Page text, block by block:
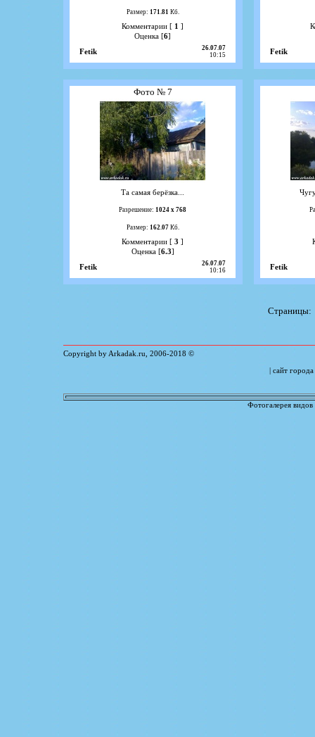
Размер: 171.81 Кб.
Комментарии [ 1 ]
Оценка [6]
Fetik
26.07.07
10:15
Fetik
Фото № 7
Та самая берёзка...
Разрешение: 1024 х 768
Размер: 162.07Кб.
Комментарии [ 3 ]
Оценка [6.3]
Fetik
26.07.07
10:16
Fetik
Страницы:
Copyright by Arkadak.ru, 2006-2018 ©
| сайт города
Фотогалерея видов